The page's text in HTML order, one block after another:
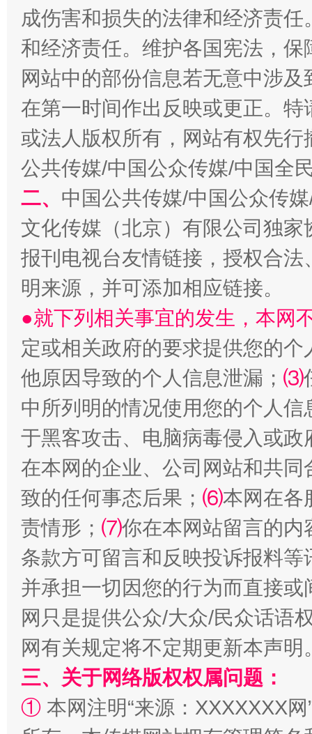
揭开“小金库”的免责幌子
受贿1.44亿！段成刚被判无期 从幼
全民健身五年计划来了！等你上场
成伤害和损失的法律和经济责
和经济责任。维护各国宪法，
网站中的部份信息若无意中涉
在第一时间作出反映或更正。
或法人版权所有，网站有权先
公共传媒/中国公众传媒/中国全
二、 中国公共传媒/中国公众传
文化传媒（北京）有限公司独
报刊电视台友情链接，授权合
明来源，并可添加相应链接。
●就下列相关事宜的发生，本网
定或相关政府的要求提供您的个
他原因导致的个人信息泄漏； ⑶
中所列明的情况使用您的个人
于黑客攻击、电脑病毒侵入或
在本网的企业、公司网站和共
致的任何事态后果； ⑹本网在各
责情形； ⑺你在本网站留言的内
条款方可留言和反映投诉报料
并承担一切因您的行为而直接
网只是提供公众/大众/民众话语
网有关规定将不定期更新本声明
三、关于网络版权权属问题：
① 本网注明“来源：XXXXXXX